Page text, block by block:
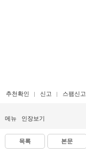
추천확인 신고 스팸신고
메뉴 인장보기
목록 본문